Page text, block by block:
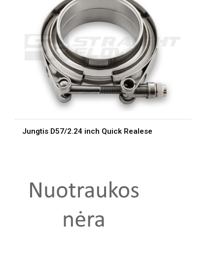
Jungtis D57/2.24 inch Quick Realese